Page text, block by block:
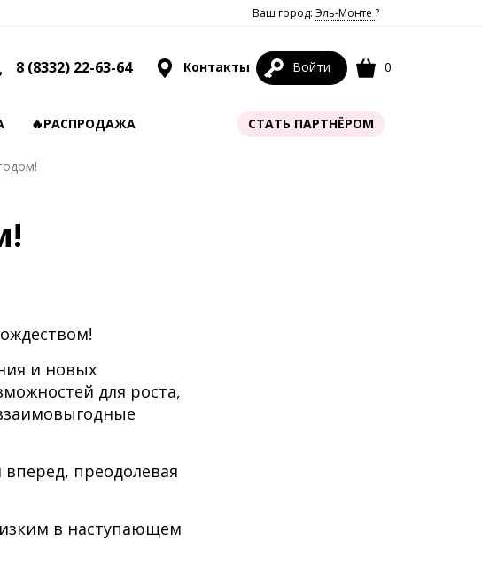
Ваш город: Эль-Монте ?
8 (8332) 22-63-64 Контакты Войти 0
🔥РАСПРОДАЖА СТАТЬ ПАРТНЁРОМ
и новых
для роста,
преодолевая
в наступающем